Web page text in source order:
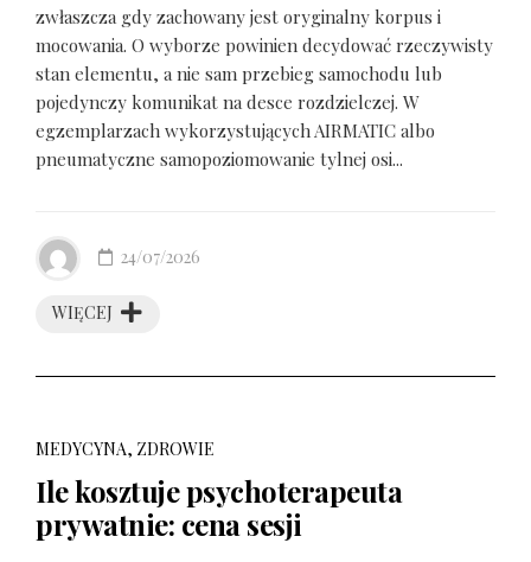
zwłaszcza gdy zachowany jest oryginalny korpus i
mocowania. O wyborze powinien decydować rzeczywisty
stan elementu, a nie sam przebieg samochodu lub
pojedynczy komunikat na desce rozdzielczej. W
egzemplarzach wykorzystujących AIRMATIC albo
pneumatyczne samopoziomowanie tylnej osi...
WIĘCEJ
24/07/2026
MEDYCYNA, ZDROWIE
Ile kosztuje psychoterapeuta
prywatnie: cena sesji